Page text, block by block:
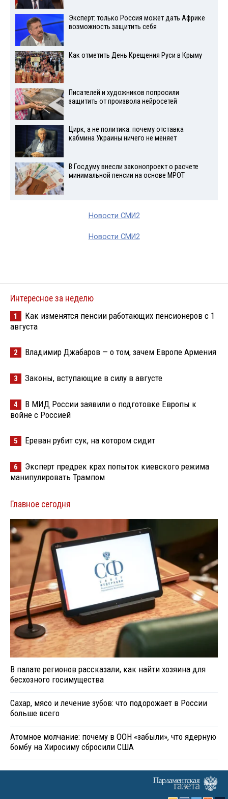
Эксперт: только Россия может дать Африке
возможность защитить себя
Как отметить День Крещения Руси в Крыму
Писателей и художников попросили
защитить от произвола нейросетей
Цирк, а не политика: почему отставка
кабмина Украины ничего не меняет
В Госдуму внесли законопроект о расчете
минимальной пенсии на основе МРОТ
Новости СМИ2
Новости СМИ2
Интересное за неделю
1
Как изменятся пенсии работающих пенсионеров с 1
августа
2 Владимир Джабаров — о том, зачем Европе Армения
3 Законы, вступающие в силу в августе
4
В МИД России заявили о подготовке Европы к
войне с Россией
5 Ереван рубит сук, на котором сидит
6
Эксперт предрек крах попыток киевского режима
манипулировать Трампом
Главное сегодня
В палате регионов рассказали, как найти хозяина для
бесхозного госимущества
Сахар, мясо и лечение зубов: что подорожает в России
больше всего
Атомное молчание: почему в ООН «забыли», что ядерную
бомбу на Хиросиму сбросили США